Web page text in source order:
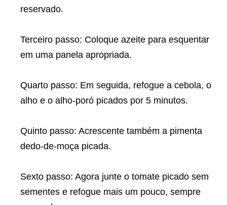
reservado.
Terceiro passo: Coloque azeite para esquentar
em uma panela apropriada.
Quarto passo: Em seguida, refogue a cebola, o
alho e o alho-poró picados por 5 minutos.
Quinto passo: Acrescente também a pimenta
dedo-de-moça picada.
Sexto passo: Agora junte o tomate picado sem
sementes e refogue mais um pouco, sempre